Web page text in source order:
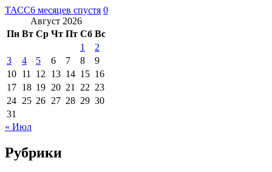
ТАСС6 месяцев спустя 0
Август 2026
Пн Вт Ср Чт Пт Сб Вс
1
2
3
4 5 6 7 8
9
10 11 12 13 14 15 16
17 18 19 20 21 22 23
24 25 26 27 28 29 30
31
« Июл
Рубрики